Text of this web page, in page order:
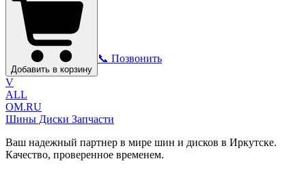
Добавить в корзину
📞 Позвонить
V
ALL
OM.RU
Шины Диски Запчасти
Ваш надежный партнер в мире шин и дисков в Иркутске.
Качество, проверенное временем.